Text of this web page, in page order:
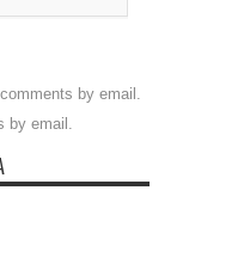
by email.
by email.